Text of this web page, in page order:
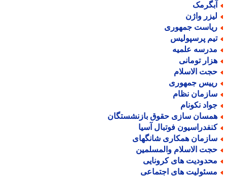
واژن
جمهوری
پرسپولیس
علمیه
تومانی
الاسلام
جمهوری
نظام
نکونام
سازی حقوق بازنشستگان
فوتبال آسیا
همکاری شانگهای
الاسلام والمسلمین
های کرونایی
های اجتماعی